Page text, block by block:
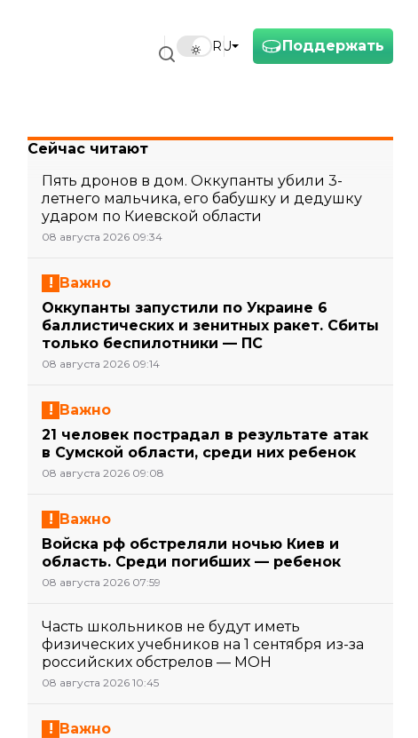
Поддержать
RU
Сейчас читают
Пять дронов в дом. Оккупанты убили 3-
летнего мальчика, его бабушку и дедушку
ударом по Киевской области
08 августа 2026 09:34
Важно
Оккупанты запустили по Украине 6
баллистических и зенитных ракет. Сбиты
только беспилотники — ПС
08 августа 2026 09:14
Важно
21 человек пострадал в результате атак
в Сумской области, среди них ребенок
08 августа 2026 09:08
Важно
Войска рф обстреляли ночью Киев и
область. Среди погибших — ребенок
08 августа 2026 07:59
Часть школьников не будут иметь
физических учебников на 1 сентября из-за
российских обстрелов — МОН
08 августа 2026 10:45
Важно